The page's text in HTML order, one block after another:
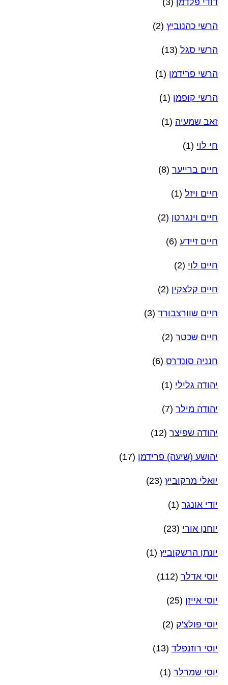
דודי פלדמן (3)
הרשי כהנוביץ (2)
הרשי סגל (13)
הרשי פרידמן (1)
הרשי קופמן (1)
זאב שמעיה (1)
חי לוי (1)
חיים ברייער (8)
חיים ויזל (1)
חיים וינגרטן (2)
חיים זיידע (6)
חיים לוי (2)
חיים קלצקין (2)
חיים שוורצבורד (3)
חיים שכטר (2)
חנניה סונדרס (6)
יהודה גלילי (1)
יהודה מילר (7)
יהודה שפיצר (12)
יהושע (שיעה) פרידמן (17)
יואלי מרקוביץ (23)
יודי אונגר (1)
יוחנן אורי (23)
יונתן הרשקוביץ (1)
יוסי אדלר (112)
יוסי אייזן (25)
יוסי פולצ'ק (2)
יוסי רוזנפלד (13)
יוסי שמרלר (1)